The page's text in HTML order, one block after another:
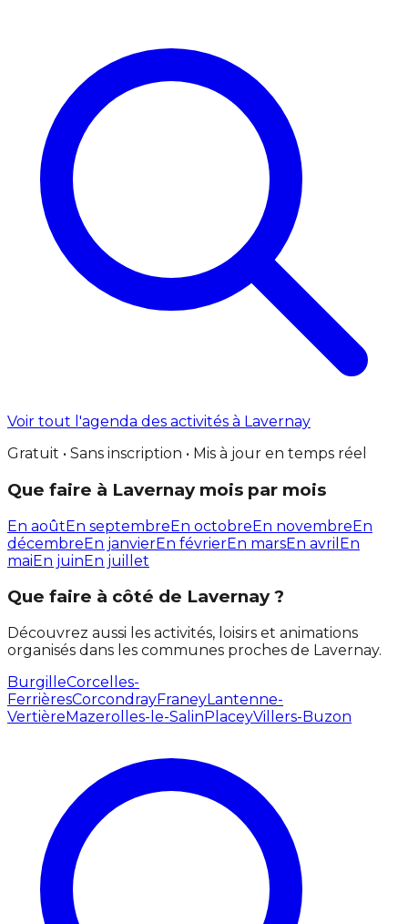
Voir tout l'agenda des activités à Lavernay
Gratuit • Sans inscription • Mis à jour en temps réel
Que faire à Lavernay mois par mois
En aoûtEn septembreEn octobreEn novembreEn
décembreEn janvierEn févrierEn marsEn avril En
maiEn juinEn juillet
Que faire à côté de Lavernay ?
Découvrez aussi les activités, loisirs et animations
organisés dans les communes proches de Lavernay.
BurgilleCorcelles-
FerrièresCorcondrayFraneyLantenne-
VertièreMazerolles-le-SalinPlaceyVillers-Buzon